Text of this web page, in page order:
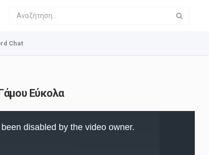
Chat
Εύκολα
disabled by the video owner.